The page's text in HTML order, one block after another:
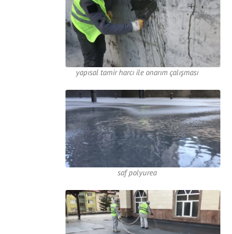
yapısal tamir harcı ile onarım çalışması
saf polyurea